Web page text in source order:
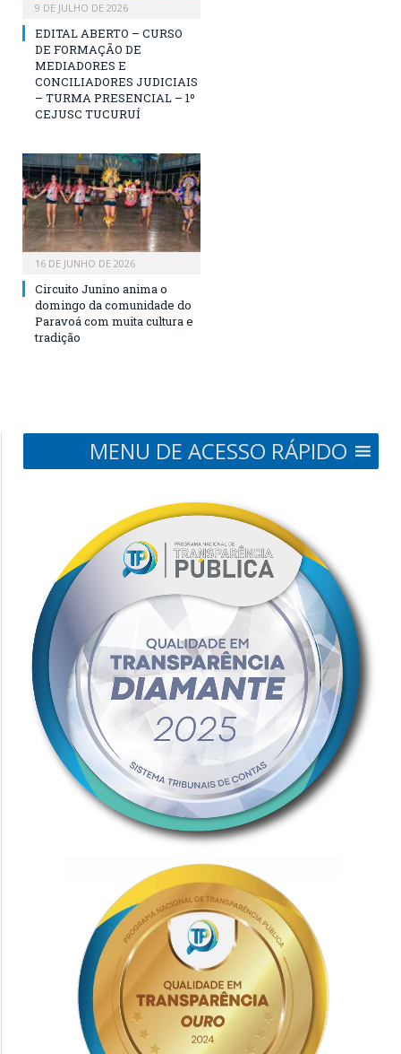
9 DE JULHO DE 2026
EDITAL ABERTO – CURSO
DE FORMAÇÃO DE
MEDIADORES E
CONCILIADORES JUDICIAIS
– TURMA PRESENCIAL – 1º
CEJUSC TUCURUÍ
16 DE JUNHO DE 2026
Circuito Junino anima o
domingo da comunidade do
Paravoá com muita cultura e
tradição
MENU DE ACESSO RÁPIDO